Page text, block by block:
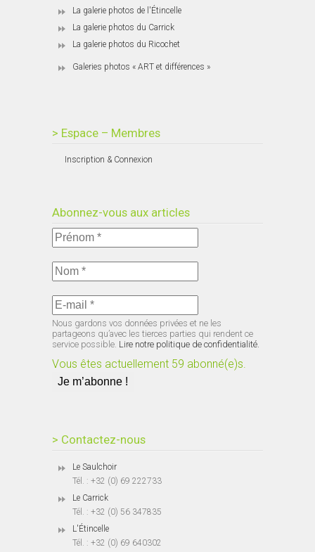
La galerie photos de l'Étincelle
La galerie photos du Carrick
La galerie photos du Ricochet
Galeries photos « ART et différences »
> Espace – Membres
Inscription & Connexion
Abonnez-vous aux articles
Nous gardons vos données privées et ne les
partageons qu’avec les tierces parties qui rendent ce
service possible. Lire notre politique de confidentialité.
Vous êtes actuellement 59 abonné(e)s.
> Contactez-nous
Le Saulchoir
Tél. : +32 (0) 69 222733
Le Carrick
Tél. : +32 (0) 56 347835
L'Étincelle
Tél. : +32 (0) 69 640302